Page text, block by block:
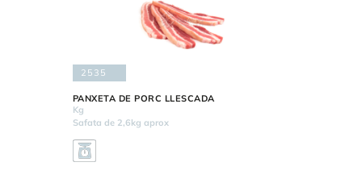
2535
PANXETA DE PORC LLESCADA
Kg
Safata de 2,6kg aprox